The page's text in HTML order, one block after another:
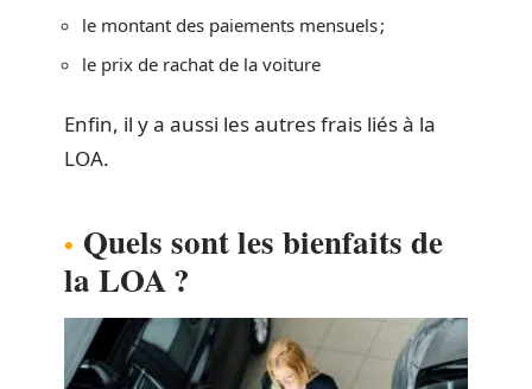
le montant des paiements mensuels ;
le prix de rachat de la voiture
Enfin, il y a aussi les autres frais liés à la
LOA.
Quels sont les bienfaits de
la LOA ?